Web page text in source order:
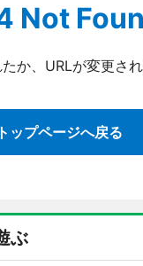
Not
か、URLが変更さ
ップページへ戻る
ぶ